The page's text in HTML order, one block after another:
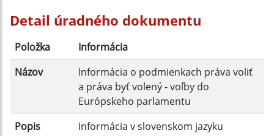
Dátum zverejnenia do:
Filtrovať Reset
Detail úradného dokumentu
Položka
Informácia
Názov
Informácia o podmienkach práva voliť
a práva byť volený - voľby do
Európskeho parlamentu
Popis
Informácia v slovenskom jazyku